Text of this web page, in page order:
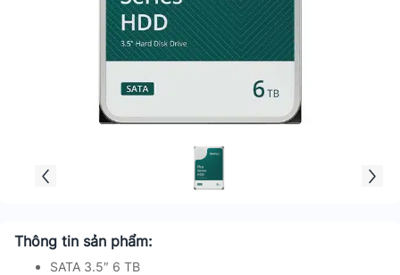
Thông tin sản phẩm:
SATA 3.5″ 6 TB